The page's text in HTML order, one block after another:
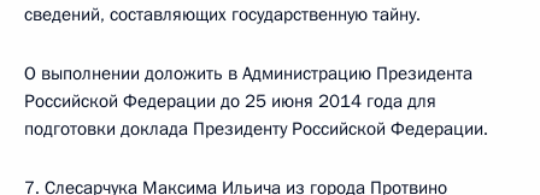
сведений, составляющих государственную тайну.
О выполнении доложить в Администрацию Президента
Российской Федерации до 25 июня 2014 года для
подготовки доклада Президенту Российской Федерации.
7. Слесарчука Максима Ильича из города Протвино